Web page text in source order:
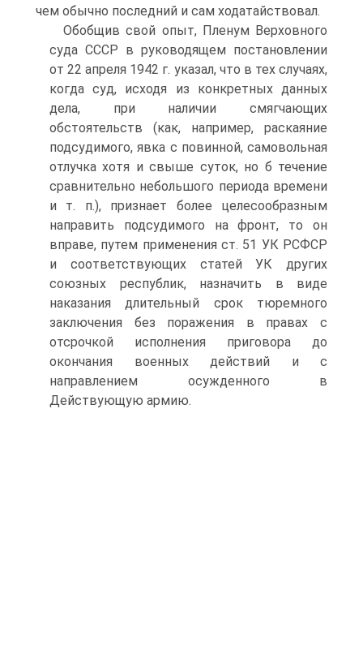
чем обычно последний и сам ходатайствовал.
Обобщив свой опыт, Пленум Верховного
суда СССР в руководящем постановлении
от 22 апреля 1942 г. указал, что в тех случаях,
когда суд, исходя из конкретных данных
дела, при наличии смягчающих
обстоятельств (как, например, раскаяние
подсудимого, явка с повинной, самовольная
отлучка хотя и свыше суток, но б течение
сравнительно небольшого периода времени
и т. п.), признает более целесообразным
направить подсудимого на фронт, то он
вправе, путем применения ст. 51 УК РСФСР
и соответствующих статей УК других
союзных республик, назначить в виде
наказания длительный срок тюремного
заключения без поражения в правах с
отсрочкой исполнения приговора до
окончания военных действий и с
направлением осужденного в
Действующую армию.